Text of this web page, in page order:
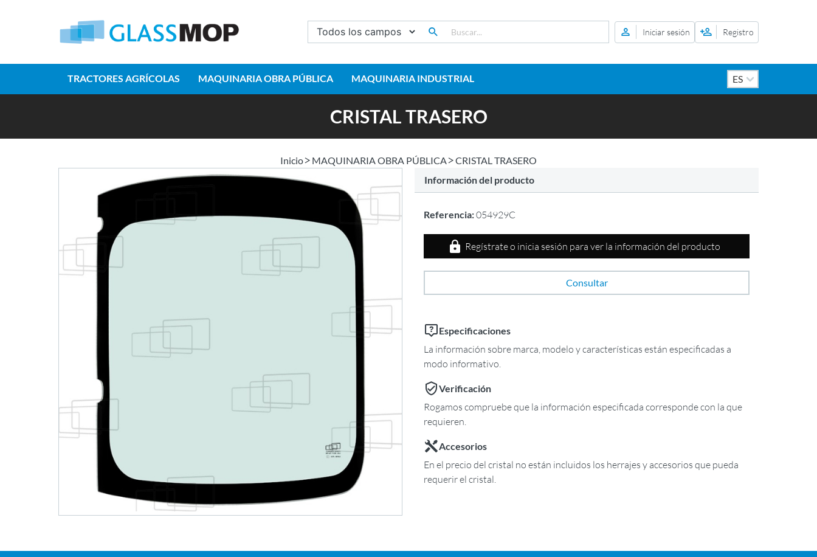
Iniciar sesión Registro
TRACTORES AGRÍCOLAS MAQUINARIA OBRA PÚBLICA MAQUINARIA INDUSTRIAL
CRISTAL TRASERO
Inicio MAQUINARIA OBRA PÚBLICA
CRISTAL TRASERO
Información del producto
Referencia:054929C
Regístrate o inicia sesión para ver la información del producto
Consultar
Especificaciones
La información sobre marca, modelo y características están especificadas a
modo informativo.
Verificación
Rogamos compruebe que la información especificada corresponde con la que
requieren.
Accesorios
En el precio del cristal no están incluidos los herrajes y accesorios que pueda
requerir el cristal.